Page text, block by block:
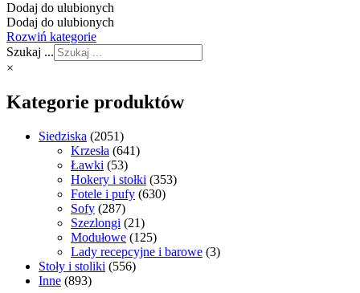
Dodaj do ulubionych
Dodaj do ulubionych
Rozwiń kategorie
Szukaj ...
×
Kategorie produktów
Siedziska (2051)
Krzesła (641)
Ławki (53)
Hokery i stołki (353)
Fotele i pufy (630)
Sofy (287)
Szezlongi (21)
Modułowe (125)
Lady recepcyjne i barowe (3)
Stoły i stoliki (556)
Inne (893)